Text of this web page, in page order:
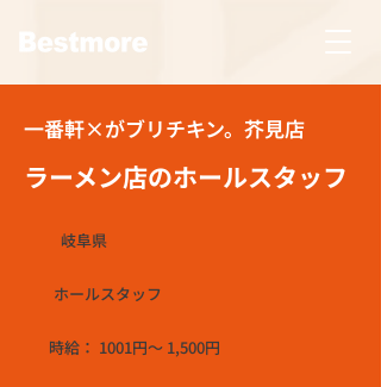
一番軒×がブリチキン。芥見店
ラーメン店のホールスタッフ
岐阜県
ホールスタッフ
時給： 1001円〜 1,500円